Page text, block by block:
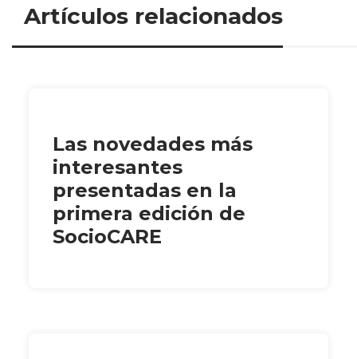
Artículos relacionados
Las novedades más
interesantes
presentadas en la
primera edición de
SocioCARE